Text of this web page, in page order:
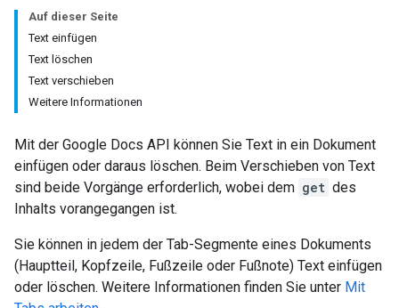
Auf dieser Seite
Text einfügen
Text löschen
Text verschieben
Weitere Informationen
Mit der Google Docs API können Sie Text in ein Dokument
einfügen oder daraus löschen. Beim Verschieben von Text
sind beide Vorgänge erforderlich, wobei dem get des
Inhalts vorangegangen ist.
Sie können in jedem der Tab-Segmente eines Dokuments
(Hauptteil, Kopfzeile, Fußzeile oder Fußnote) Text einfügen
oder löschen. Weitere Informationen finden Sie unter Mit